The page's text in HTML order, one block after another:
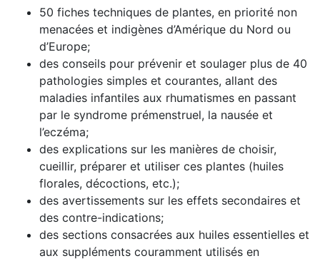
50 fiches techniques de plantes, en priorité non
menacées et indigènes d’Amérique du Nord ou
d’Europe;
des conseils pour prévenir et soulager plus de 40
pathologies simples et courantes, allant des
maladies infantiles aux rhumatismes en passant
par le syndrome prémenstruel, la nausée et
l’eczéma;
des explications sur les manières de choisir,
cueillir, préparer et utiliser ces plantes (huiles
florales, décoctions, etc.);
des avertissements sur les effets secondaires et
des contre-indications;
des sections consacrées aux huiles essentielles et
aux suppléments couramment utilisés en